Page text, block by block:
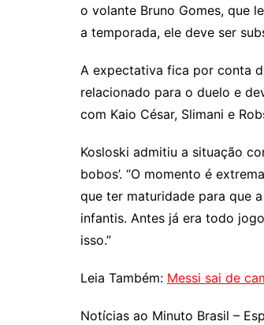
o volante Bruno Gomes, que
a temporada, ele deve ser
A expectativa fica por conta
relacionado para o duelo e
com Kaio César, Slimani e
Kosloski admitiu a situação
bobos’. “O momento é
que ter maturidade para que
infantis. Antes já era todo
isso.”
Leia Também: Messi sai de
Notícias ao Minuto Brasil –